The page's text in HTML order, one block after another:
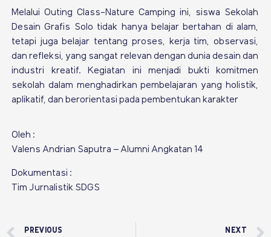
Melalui Outing Class-Nature Camping ini, siswa Sekolah
Desain Grafis Solo tidak hanya belajar bertahan di alam,
tetapi juga belajar tentang proses, kerja tim, observasi,
dan refleksi, yang sangat relevan dengan dunia desain dan
industri kreatif. Kegiatan ini menjadi bukti komitmen
sekolah dalam menghadirkan pembelajaran yang holistik,
aplikatif, dan berorientasi pada pembentukan karakter
Oleh :
Valens Andrian Saputra – Alumni Angkatan 14
Dokumentasi :
Tim Jurnalistik SDGS
PREVIOUS NEXT